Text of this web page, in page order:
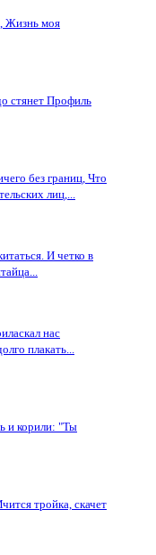
Жизнь моя
стянет Профиль
без границ, Что
лиц,...
И четко в
нас
плакать...
и корили: "Ты
тройка, скачет